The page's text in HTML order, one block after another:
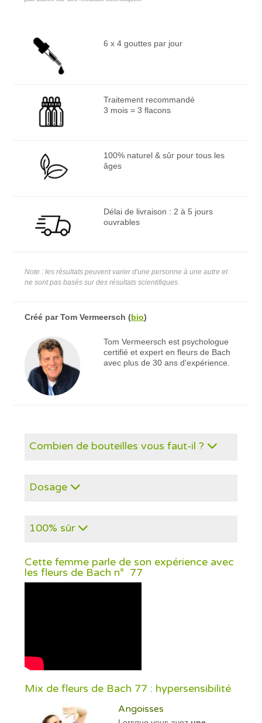
6 x 4 gouttes par jour
Traitement recommandé
3 mois = 3 flacons
100% naturel & sûr pour tous les
âges
Délai de livraison : 2 à 5 jours
ouvrables
Note : les résultats peuvent varier d'une personne à une autre et
ne sont pas basés sur des résultats scientifiques.
Créé parTom Vermeersch (bio)
Tom Vermeersch est psychologue
certifié et expert en fleurs de Bach
avec plus de 30 ans d'expérience.
Combien de bouteilles vous faut-il ?
Dosage
100% sûr
Cette femme parle de son expérience avec
les fleurs de Bach n° 77
Mix de fleurs de Bach 77 : hypersensibilité
Angoisses